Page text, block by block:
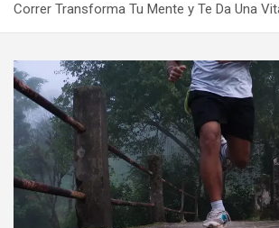
Correr Transforma Tu Mente y Te Da Una
content